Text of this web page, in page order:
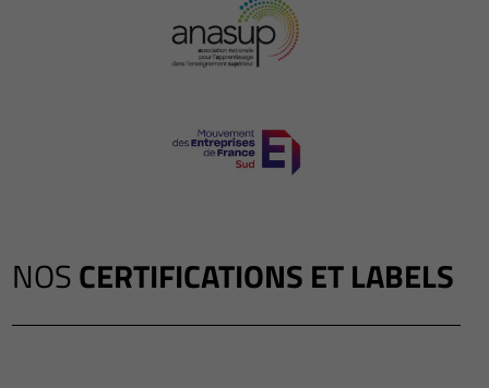
NOSCERTIFICATIONS ET LABELS